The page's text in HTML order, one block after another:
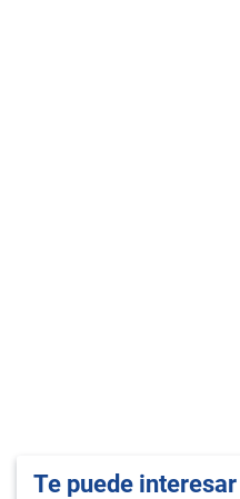
Te puede interesar